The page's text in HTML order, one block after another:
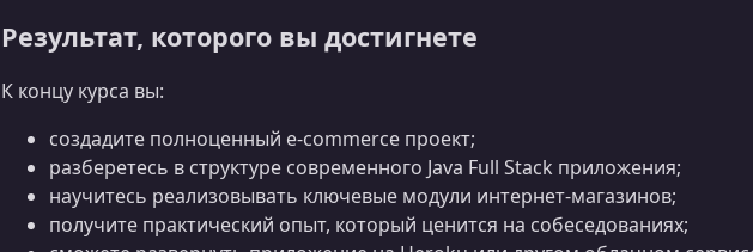
Результат, которого вы достигнете
К концу курса вы:
создадите полноценный e-commerce проект;
разберетесь в структуре современного Java Full Stack приложения;
научитесь реализовывать ключевые модули интернет-магазинов;
получите практический опыт, который ценится на собеседованиях;